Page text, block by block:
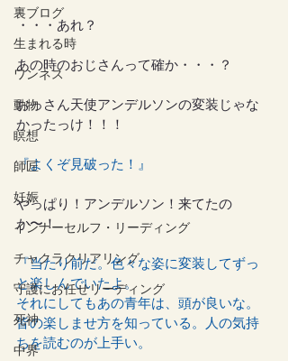
裏ブログ
生まれる時
ワンネス
動物
瞑想
師匠
妊娠
インナーセルフ・リーディング
チャクラクリアリング
守護にお任せリーディング
死神
中界
・・・あれ？
あの時のおじさんって確か・・・？
おっさん天使アンデルソンの変装じゃな
かったっけ！！！
『よくぞ見破った！』
やっぱり！アンデルソン！来てたの
か〜！
『当たり前だ。色々な姿に変装してずっ
と楽しんでいたよ。
それにしてもあの青年は、頭が良いな。
皆の楽しませ方を知っている。人の気持
ちを読むのが上手い。